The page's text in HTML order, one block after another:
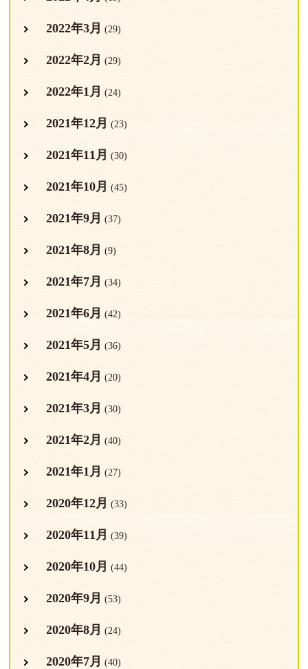
2022年3月 (29)
2022年2月 (29)
2022年1月 (24)
2021年12月 (23)
2021年11月 (30)
2021年10月 (45)
2021年9月 (37)
2021年8月 (9)
2021年7月 (34)
2021年6月 (42)
2021年5月 (36)
2021年4月 (20)
2021年3月 (30)
2021年2月 (40)
2021年1月 (27)
2020年12月 (33)
2020年11月 (39)
2020年10月 (44)
2020年9月 (53)
2020年8月 (24)
2020年7月 (40)